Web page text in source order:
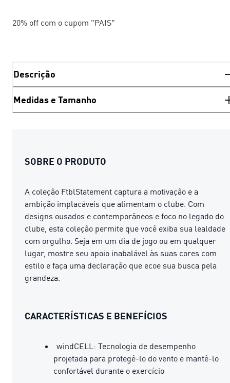
20% off com o cupom "PAIS"
Descrição
Medidas e Tamanho
SOBRE O PRODUTO
A coleção FtblStatement captura a motivação e a
ambição implacáveis ​​que alimentam o clube. Com
designs ousados ​​e contemporâneos e foco no legado do
clube, esta coleção permite que você exiba sua lealdade
com orgulho. Seja em um dia de jogo ou em qualquer
lugar, mostre seu apoio inabalável às suas cores com
estilo e faça uma declaração que ecoe sua busca pela
grandeza.
CARACTERÍSTICAS E BENEFÍCIOS
windCELL: Tecnologia de desempenho
projetada para protegê-lo do vento e mantê-lo
confortável durante o exercício